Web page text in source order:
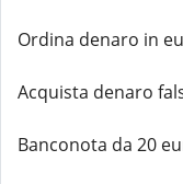
Ordina denaro in
Acquista denaro
Banconota da 20